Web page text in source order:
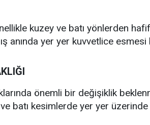
kuzey ve batı yönlerden
anında yer yer kuvvetlice esmesi
önemli bir değişiklik
ve batı kesimlerde yer yer